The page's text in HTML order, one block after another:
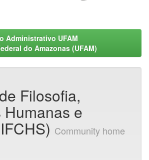
Administrativo UFAM
do Amazonas (UFAM)
Filosofia,
e
Community home